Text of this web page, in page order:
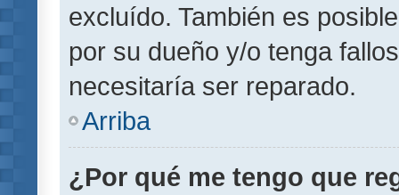
excluído. También es
por su dueño y/o tenga
necesitaría ser reparado.
Arriba
¿Por qué me tengo que